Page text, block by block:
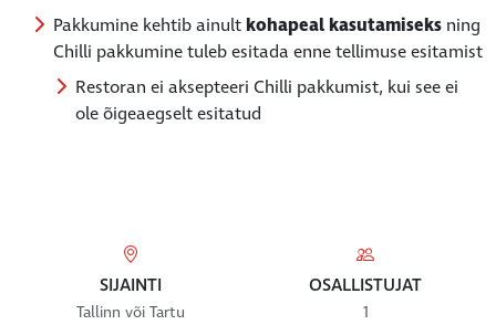
Pakkumine kehtib ainultkohapeal kasutamiseks ning
Chilli pakkumine tuleb esitada enne tellimuse esitamist
​Restoran ei aksepteeri Chilli pakkumist, kui see ei
ole õigeaegselt esitatud
SIJAINTI
Tallinn või Tartu
OSALLISTUJAT
1